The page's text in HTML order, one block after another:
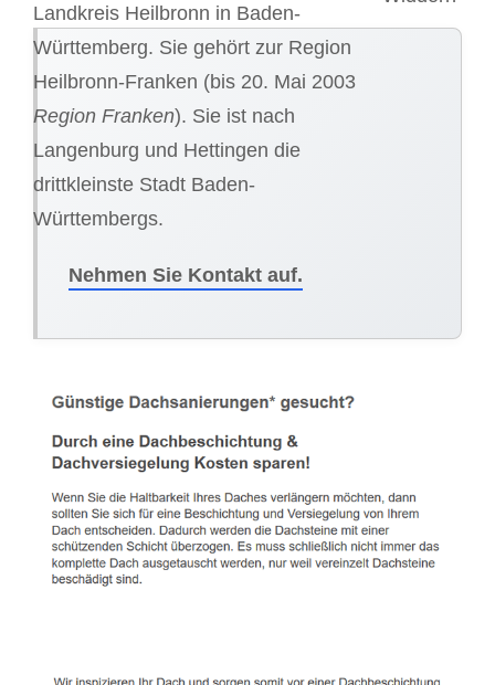
Landkreis Heilbronn in Baden-
Württemberg. Sie gehört zur Region
Heilbronn-Franken (bis 20. Mai 2003
Region Franken). Sie ist nach
Langenburg und Hettingen die
drittkleinste Stadt Baden-
Württembergs.
Nehmen Sie Kontakt auf.